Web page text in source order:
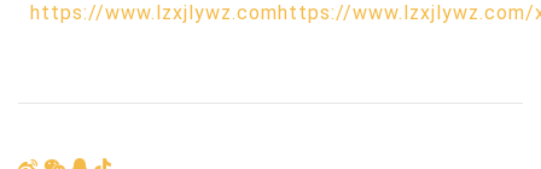
https://www.lzxjlywz.comhttps://www.lzxjlywz.com/